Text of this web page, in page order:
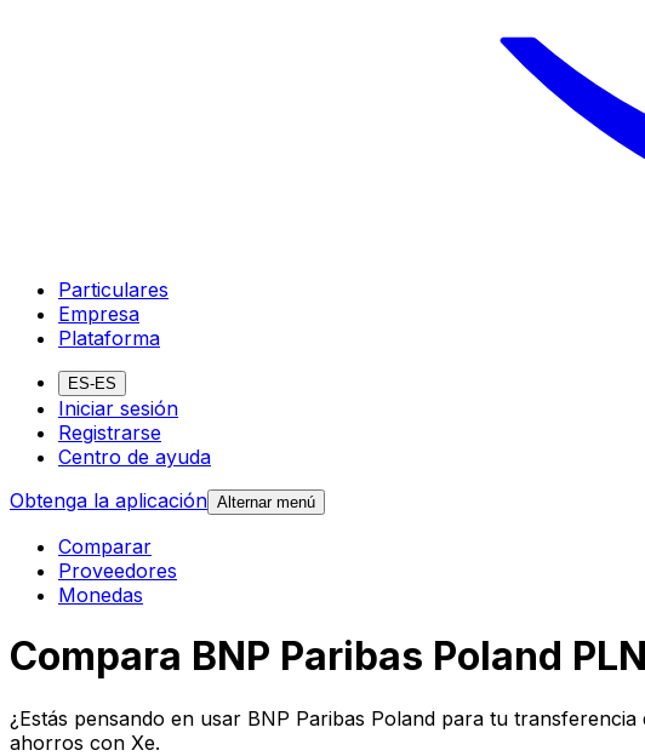
Particulares
Empresa
Plataforma
ES-ES
Iniciar sesión
Registrarse
Centro de ayuda
Obtenga la aplicación Alternar menú
Comparar
Proveedores
Monedas
Compara BNP Paribas Poland
¿Estás pensando en usar BNP Paribas Poland para tu
ahorros con Xe.